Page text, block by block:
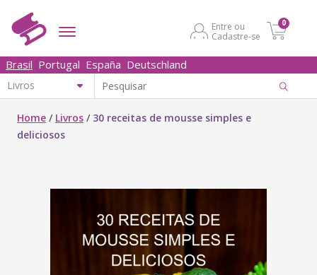
Entre ou
Cadastre-se
0
Brasil Portugal España Deutschland
Home / Livros / 30 receitas de mousse simples e
deliciosos